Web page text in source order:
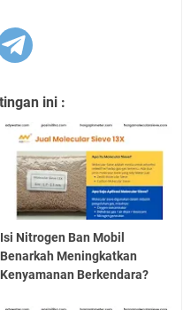
ini :
Isi Nitrogen Ban Mobil
Benarkah Meningkatkan
Kenyamanan Berkendara?